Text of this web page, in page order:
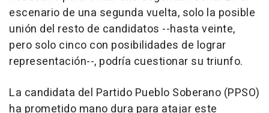
escenario de una segunda vuelta, solo la posible
unión del resto de candidatos --hasta veinte,
pero solo cinco con posibilidades de lograr
representación--, podría cuestionar su triunfo.
La candidata del Partido Pueblo Soberano (PPSO)
ha prometido mano dura para atajar este